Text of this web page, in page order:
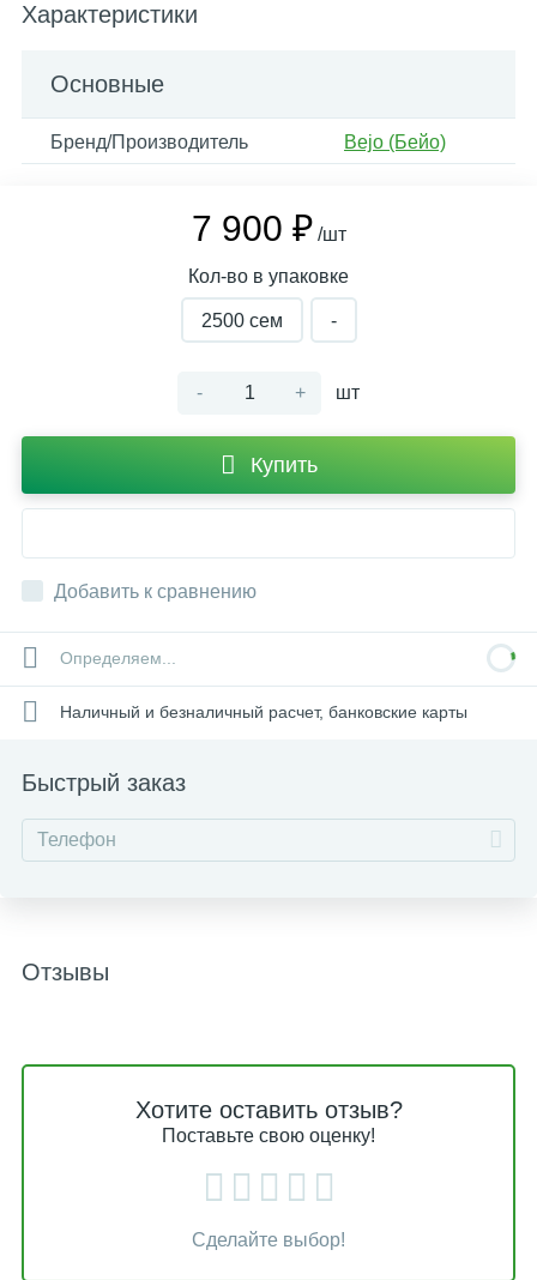
Характеристики
Основные
Бренд/Производитель Bejo (Бейо)
7 900 ₽ /шт
Кол-во в упаковке
2500 cем -
- + шт
Купить
Добавить к сравнению
Определяем...
Наличный и безналичный расчет, банковские карты
Быстрый заказ
Отзывы
Хотите оставить отзыв?
Поставьте свою оценку!
Сделайте выбор!